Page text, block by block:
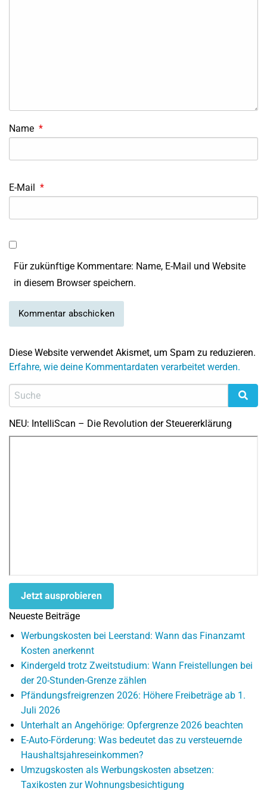
Name *
E-Mail *
Für zukünftige Kommentare: Name, E-Mail und Website
in diesem Browser speichern.
Diese Website verwendet Akismet, um Spam zu reduzieren.
Erfahre, wie deine Kommentardaten verarbeitet werden.
NEU: IntelliScan – Die Revolution der Steuererklärung
Jetzt ausprobieren
Neueste Beiträge
Werbungskosten bei Leerstand: Wann das Finanzamt
Kosten anerkennt
Kindergeld trotz Zweitstudium: Wann Freistellungen bei
der 20-Stunden-Grenze zählen
Pfändungsfreigrenzen 2026: Höhere Freibeträge ab 1.
Juli 2026
Unterhalt an Angehörige: Opfergrenze 2026 beachten
E-Auto-Förderung: Was bedeutet das zu versteuernde
Haushaltsjahreseinkommen?
Umzugskosten als Werbungskosten absetzen:
Taxikosten zur Wohnungsbesichtigung